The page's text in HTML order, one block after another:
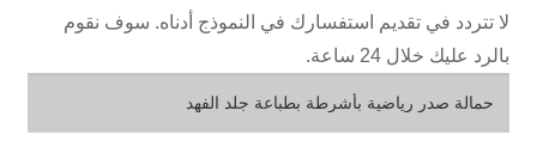
لا تتردد في تقديم استفسارك في النموذج أدناه. سوف نقوم
بالرد عليك خلال 24 ساعة.